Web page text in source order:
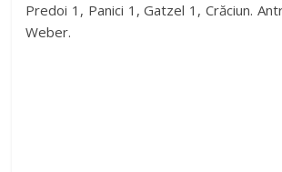
Predoi 1, Panici 1, Gatzel 1, Crăciun.
Weber.